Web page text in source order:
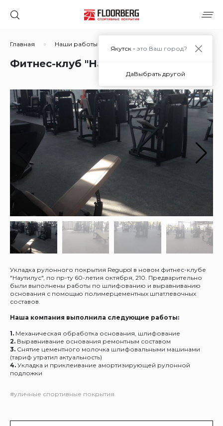
Главная Наши работы
Фитнес-клуб "Наутилус"
Укладка рулонного покрытия Regupol в новом фитнес-клубе
"Наутилус", по пр-ту 60-летия октября, 210. Предварительно
были выполнены работы по шлифованию и выравниванию
основания с помощью полимерцементных шпатлевочных
составов.
Наша компания выполнила следующие работы:
1. Механическая обработка основания, шлифование
2. Выравнивание основания ремонтным составом
3. Снятие цементного молочка шлифовальными машинами
(тариф утратил актуальность)
4. Укладка и приклеивание амортизирующей рулонной
подложки
#уличные спортивные покрытия
Якутск - это Ваш город?
ДаВыбрать другой